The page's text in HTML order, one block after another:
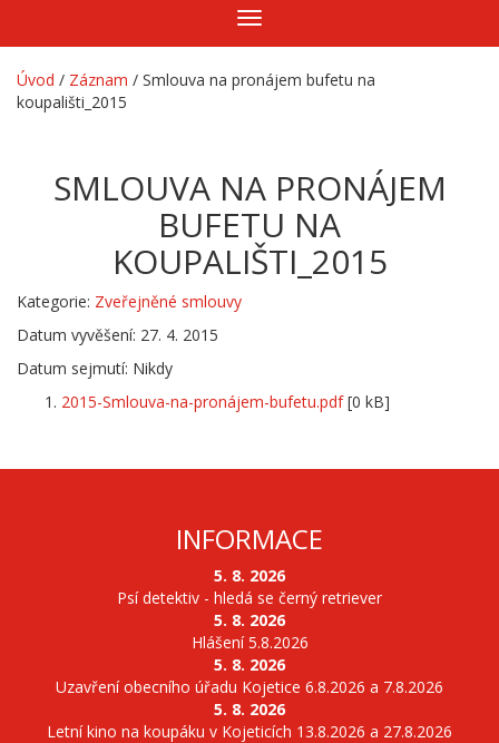
Zobrazit/skrýt
navigaci
Úvod / Záznam / Smlouva na pronájem bufetu na
koupališti_2015
SMLOUVA NA PRONÁJEM
BUFETU NA
KOUPALIŠTI_2015
Kategorie: Zveřejněné smlouvy
Datum vyvěšení: 27. 4. 2015
Datum sejmutí: Nikdy
2015-Smlouva-na-pronájem-bufetu.pdf[0 kB]
INFORMACE
5. 8. 2026
Psí detektiv - hledá se černý retriever
5. 8. 2026
Hlášení 5.8.2026
5. 8. 2026
Uzavření obecního úřadu Kojetice 6.8.2026 a 7.8.2026
5. 8. 2026
Letní kino na koupáku v Kojeticích 13.8.2026 a 27.8.2026